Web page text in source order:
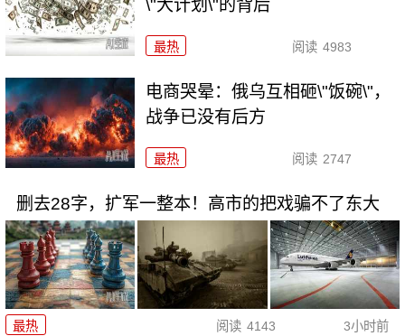
\"大计划\"的背后
最热 阅读 4983
电商哭晕：俄乌互相砸\"饭碗\"，
战争已没有后方
最热 阅读 2747
删去28字，扩军一整本！高市的把戏骗不了东大
最热 阅读 4143 3小时前